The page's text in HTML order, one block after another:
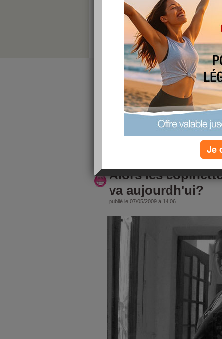
de retour bien
contre les kg c
publié le 26/09/2009 à 13:59
Un petit bonjour, ca y est je suis de retour,
bien passé en tout cas c'était plus rapide que
et je craque évidemment ainsi que sa soeur(
bon). Je suis de retour j'espère pouvoir me
du poids,bon j'allaite mais quand même je
j'espère que j'y arriverai. Je vous fais des
contente de vous retrouver
Alors les
va aujourdh'ui?
publié le 07/05/2009 à 14:06
Je